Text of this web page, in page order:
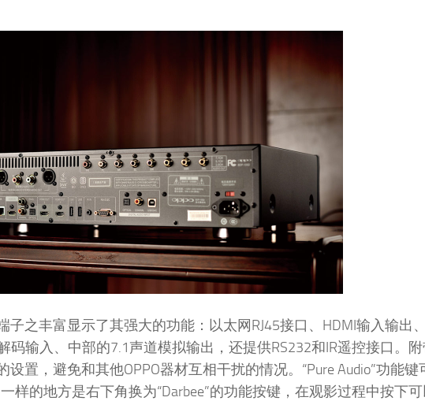
子之丰富显示了其强大的功能：以太网RJ45接口、HDMI输入输出
码输入、中部的7.1声道模拟输出，还提供RS232和IR遥控接口。
置，避免和其他OPPO器材互相干扰的情况。“Pure Audio”功能
样的地方是右下角换为“Darbee”的功能按键，在观影过程中按下